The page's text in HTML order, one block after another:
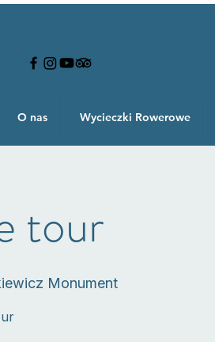
O nas Wycieczki Rowerowe
tour
Monument